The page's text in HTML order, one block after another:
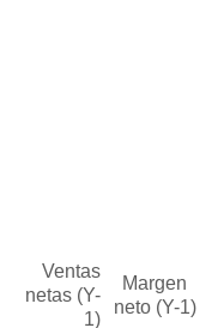
Ventas
netas (Y-
1)
Margen
neto (Y-1)